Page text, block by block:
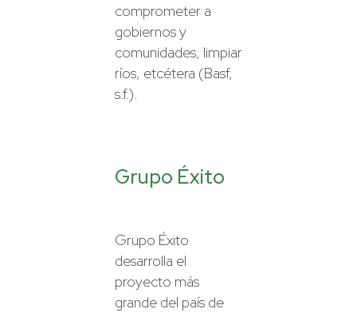
comprometer a
gobiernos y
comunidades, limpiar
ríos, etcétera (Basf,
s.f.).
Grupo Éxito
Grupo Éxito
desarrolla el
proyecto más
grande del país de